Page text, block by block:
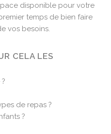
disponible pour votre
temps de bien faire
vos besoins.
CELA LES
de repas ?
?